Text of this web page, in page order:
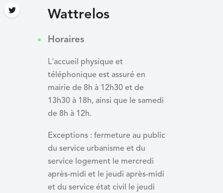
Wattrelos
Horaires
L'accueil physique et
téléphonique est assuré en
mairie de 8h à 12h30 et de
13h30 à 18h, ainsi que le samedi
de 8h à 12h.
Exceptions : fermeture au public
du service urbanisme et du
service logement le mercredi
après-midi et le jeudi après-midi
et du service état civil le jeudi